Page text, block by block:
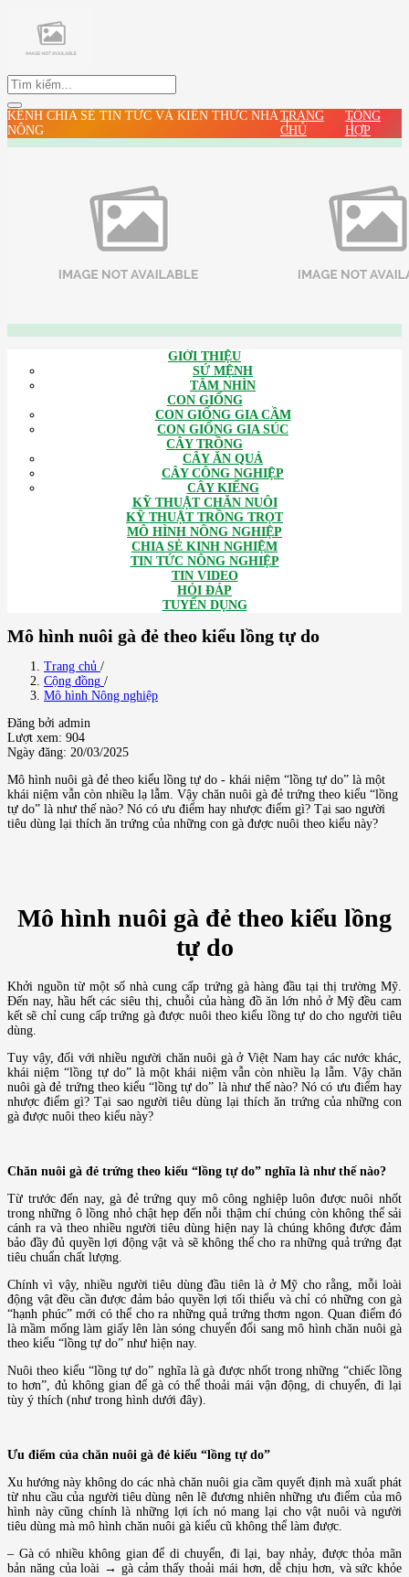
KÊNH CHIA SẺ TIN TỨC VÀ KIẾN THỨC NHÀ
NÔNG
TRANG
CHỦ
TỔNG
HỢP
GIỚI THIỆU
SỨ MỆNH
TÂM NHÌN
CON GIỐNG
CON GIỐNG GIA CẦM
CON GIỐNG GIA SÚC
CÂY TRỒNG
CÂY ĂN QUẢ
CÂY CÔNG NGHIỆP
CÂY KIỂNG
KỸ THUẬT CHĂN NUÔI
KỸ THUẬT TRỒNG TRỌT
MÔ HÌNH NÔNG NGHIỆP
CHIA SẺ KINH NGHIỆM
TIN TỨC NÔNG NGHIỆP
TIN VIDEO
HỎI ĐÁP
TUYỂN DỤNG
Mô hình nuôi gà đẻ theo kiểu lồng tự do
Trang chủ /
Cộng đồng /
Mô hình Nông nghiệp
Đăng bởi admin
Lượt xem: 904
Ngày đăng: 20/03/2025
Mô hình nuôi gà đẻ theo kiểu lồng tự do - khái niệm “lồng tự do” là một
khái niệm vẫn còn nhiều lạ lẫm. Vậy chăn nuôi gà đẻ trứng theo kiểu “lồng
tự do” là như thế nào? Nó có ưu điểm hay nhược điểm gì? Tại sao người
tiêu dùng lại thích ăn trứng của những con gà được nuôi theo kiểu này?
Mô hình nuôi gà đẻ theo kiểu lồng
tự do
Khởi nguồn từ một số nhà cung cấp trứng gà hàng đầu tại thị trường Mỹ.
Đến nay, hầu hết các siêu thị, chuỗi của hàng đồ ăn lớn nhỏ ở Mỹ đều cam
kết sẽ chỉ cung cấp trứng gà được nuôi theo kiểu lồng tự do cho người tiêu
dùng.
Tuy vậy, đối với nhiều người chăn nuôi gà ở Việt Nam hay các nước khác,
khái niệm “lồng tự do” là một khái niệm vẫn còn nhiều lạ lẫm. Vậy chăn
nuôi gà đẻ trứng theo kiểu “lồng tự do” là như thế nào? Nó có ưu điểm hay
nhược điểm gì? Tại sao người tiêu dùng lại thích ăn trứng của những con
gà được nuôi theo kiểu này?
Chăn nuôi gà đẻ trứng theo kiểu “lồng tự do” nghĩa là như thế nào?
Từ trước đến nay, gà đẻ trứng quy mô công nghiệp luôn được nuôi nhốt
trong những ô lồng nhỏ chật hẹp đến nỗi thậm chí chúng còn không thể sải
cánh ra và theo nhiều người tiêu dùng hiện nay là chúng không được đảm
bảo đầy đủ quyền lợi động vật và sẽ không thể cho ra những quả trứng đạt
tiêu chuẩn chất lượng.
Chính vì vậy, nhiều người tiêu dùng đầu tiên là ở Mỹ cho rằng, mỗi loài
động vật đều cần được đảm bảo quyền lợi tối thiểu và chỉ có những con gà
“hạnh phúc” mới có thể cho ra những quả trứng thơm ngon. Quan điểm đó
là mầm mống làm giấy lên làn sóng chuyển đổi sang mô hình chăn nuôi gà
theo kiểu “lồng tự do” như hiện nay.
Nuôi theo kiểu “lồng tự do” nghĩa là gà được nhốt trong những “chiếc lồng
to hơn”, đủ không gian để gà có thể thoải mái vận động, di chuyển, đi lại
tùy ý thích (như trong hình dưới đây).
Ưu điểm của chăn nuôi gà đẻ kiểu “lồng tự do”
Xu hướng này không do các nhà chăn nuôi gia cầm quyết định mà xuất phát
từ nhu cầu của người tiêu dùng nên lẽ đương nhiên những ưu điểm của mô
hình này cũng chính là những lợi ích nó mang lại cho vật nuôi và người
tiêu dùng mà mô hình chăn nuôi gà kiểu cũ không thể làm được.
– Gà có nhiều không gian để di chuyển, đi lại, bay nhảy, được thỏa mãn
bản năng của loài → gà cảm thấy thoải mái hơn, dễ chịu hơn, và sức khỏe